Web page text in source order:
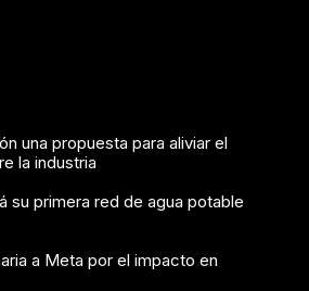
una propuesta para aliviar el
la industria
su primera red de agua potable
a Meta por el impacto en